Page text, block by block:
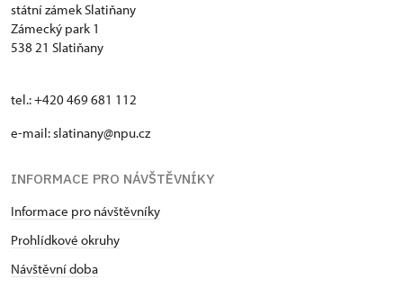
státní zámek Slatiňany
Zámecký park 1
538 21 Slatiňany
tel.: +420 469 681 112
e-mail: slatinany@npu.cz
INFORMACE PRO NÁVŠTĚVNÍKY
Informace pro návštěvníky
Prohlídkové okruhy
Návštěvní doba